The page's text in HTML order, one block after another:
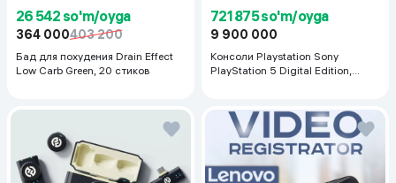
26 542 so'm/oyga
364 000403 200
Бад для похудения Drain Effect
Low Carb Green, 20 стиков
721 875 so'm/oyga
9 900 000
Консоли Playstation Sony
PlayStation 5 Digital Edition,